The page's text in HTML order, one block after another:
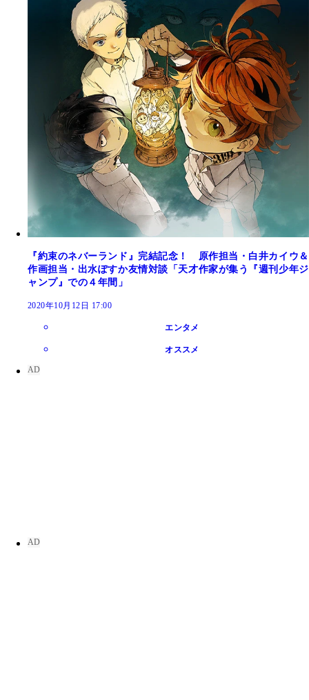
『約束のネバーランド』完結記念！ 原作担当・白井カイウ＆
作画担当・出水ぽすか友情対談「天才作家が集う『週刊少年ジ
ャンプ』での４年間」
2020年10月12日 17:00
エンタメ
オススメ